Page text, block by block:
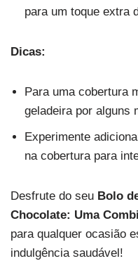
para um toque extra
Dicas:
Para uma cobertura
geladeira por alguns
Experimente
na cobertura para
Desfrute do seu Bolo
Chocolate: Uma
para qualquer ocasião
indulgência saudável!